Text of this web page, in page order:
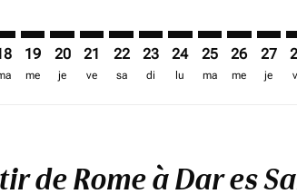
19
me
20
je
21
ve
22
sa
23
di
24
lu
25
ma
26
me
27
je
Rome à Dar es